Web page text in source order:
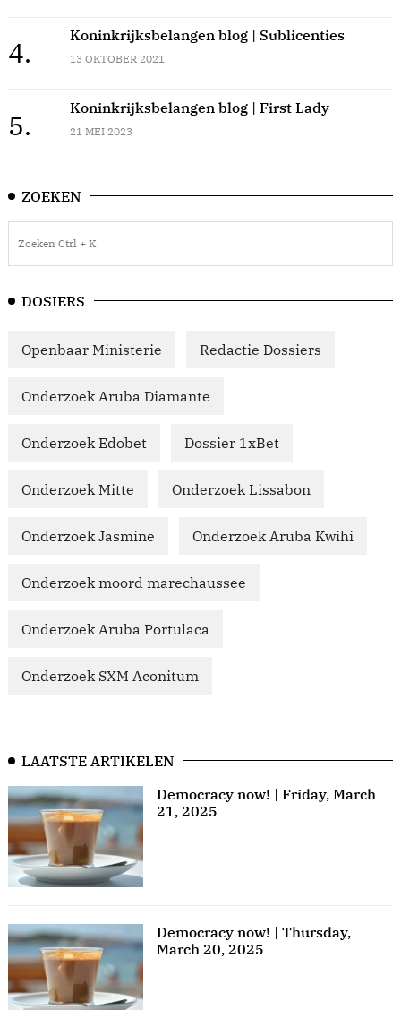
4.
Koninkrijksbelangen blog | Sublicenties
13 OKTOBER 2021
5.
Koninkrijksbelangen blog | First Lady
21 MEI 2023
ZOEKEN
DOSIERS
Openbaar Ministerie Redactie Dossiers
Onderzoek Aruba Diamante
Onderzoek Edobet Dossier 1xBet
Onderzoek Mitte Onderzoek Lissabon
Onderzoek Jasmine Onderzoek Aruba Kwihi
Onderzoek moord marechaussee
Onderzoek Aruba Portulaca
Onderzoek SXM Aconitum
LAATSTE ARTIKELEN
Democracy now! | Friday, March
21, 2025
Democracy now! | Thursday,
March 20, 2025